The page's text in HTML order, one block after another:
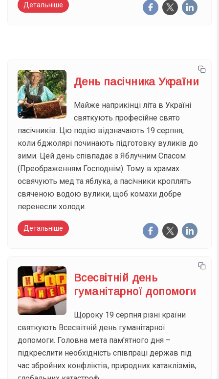
Детальніше
День пасічника України
Майже наприкінці літа в Україні
святкують професійне свято
пасічників. Цю подію відзначають 19 серпня,
коли бджолярі починають підготовку вуликів до
зими. Цей день співпадає з Яблучним Спасом
(Преображенням Господнім). Тому в храмах
освячують мед та яблука, а пасічники кроплять
свяченою водою вулики, щоб комахи добре
перенесли холоди.
Детальніше
Всесвітній день
гуманітарної допомоги
Щороку 19 серпня різні країни
святкують Всесвітній день гуманітарної
допомоги. Головна мета пам'ятного дня –
підкреслити необхідність співпраці держав під
час збройних конфліктів, природних катаклізмів,